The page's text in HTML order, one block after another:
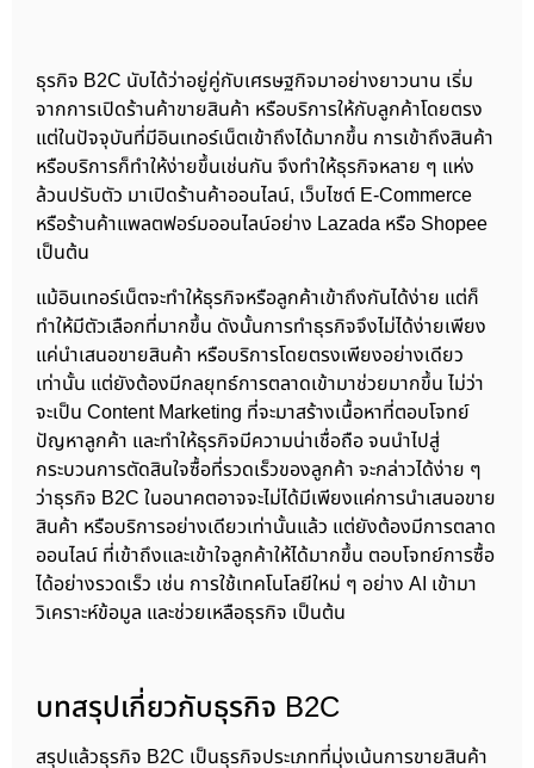
ธุรกิจ B2C นับได้ว่าอยู่คู่กับเศรษฐกิจมาอย่างยาวนาน เริ่ม
จากการเปิดร้านค้าขายสินค้า หรือบริการให้กับลูกค้าโดยตรง
แต่ในปัจจุบันที่มีอินเทอร์เน็ตเข้าถึงได้มากขึ้น การเข้าถึงสินค้า
หรือบริการก็ทำให้ง่ายขึ้นเช่นกัน จึงทำให้ธุรกิจหลาย ๆ แห่ง
ล้วนปรับตัว มาเปิดร้านค้าออนไลน์, เว็บไซต์ E-Commerce
หรือร้านค้าแพลตฟอร์มออนไลน์อย่าง Lazada หรือ Shopee
เป็นต้น
แม้อินเทอร์เน็ตจะทำให้ธุรกิจหรือลูกค้าเข้าถึงกันได้ง่าย แต่ก็
ทำให้มีตัวเลือกที่มากขึ้น ดังนั้นการทำธุรกิจจึงไม่ได้ง่ายเพียง
แค่นำเสนอขายสินค้า หรือบริการโดยตรงเพียงอย่างเดียว
เท่านั้น แต่ยังต้องมีกลยุทธ์การตลาดเข้ามาช่วยมากขึ้น ไม่ว่า
จะเป็น Content Marketing ที่จะมาสร้างเนื้อหาที่ตอบโจทย์
ปัญหาลูกค้า และทำให้ธุรกิจมีความน่าเชื่อถือ จนนำไปสู่
กระบวนการตัดสินใจซื้อที่รวดเร็วของลูกค้า จะกล่าวได้ง่าย ๆ
ว่าธุรกิจ B2C ในอนาคตอาจจะไม่ได้มีเพียงแค่การนำเสนอขาย
สินค้า หรือบริการอย่างเดียวเท่านั้นแล้ว แต่ยังต้องมีการตลาด
ออนไลน์ ที่เข้าถึงและเข้าใจลูกค้าให้ได้มากขึ้น ตอบโจทย์การซื้อ
ได้อย่างรวดเร็ว เช่น การใช้เทคโนโลยีใหม่ ๆ อย่าง AI เข้ามา
วิเคราะห์ข้อมูล และช่วยเหลือธุรกิจ เป็นต้น
บทสรุปเกี่ยวกับธุรกิจ B2C
สรุปแล้วธุรกิจ B2C เป็นธุรกิจประเภทที่มุ่งเน้นการขายสินค้า